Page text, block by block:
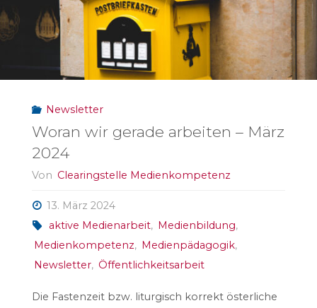
Durchgang"
Newsletter
Woran wir gerade arbeiten – März
2024
Von Clearingstelle Medienkompetenz
13. März 2024
aktive Medienarbeit, Medienbildung,
Medienkompetenz, Medienpädagogik,
Newsletter, Öffentlichkeitsarbeit
Die Fastenzeit bzw. liturgisch korrekt österliche